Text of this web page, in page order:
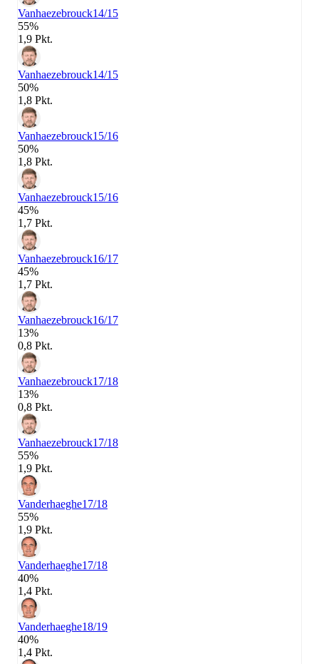
Vanhaezebrouck14/15
55%
1,9 Pkt.
Vanhaezebrouck14/15
50%
1,8 Pkt.
Vanhaezebrouck15/16
50%
1,8 Pkt.
Vanhaezebrouck15/16
45%
1,7 Pkt.
Vanhaezebrouck16/17
45%
1,7 Pkt.
Vanhaezebrouck16/17
13%
0,8 Pkt.
Vanhaezebrouck17/18
13%
0,8 Pkt.
Vanhaezebrouck17/18
55%
1,9 Pkt.
Vanderhaeghe17/18
55%
1,9 Pkt.
Vanderhaeghe17/18
40%
1,4 Pkt.
Vanderhaeghe18/19
40%
1,4 Pkt.